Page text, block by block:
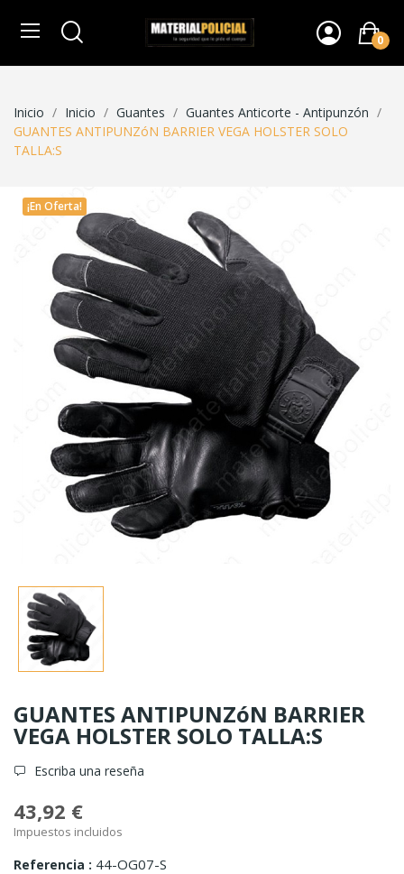
0
Inicio Inicio Guantes
Guantes Anticorte - Antipunzón
GUANTES ANTIPUNZóN BARRIER VEGA HOLSTER SOLO
TALLA:S
¡En Oferta!
GUANTES ANTIPUNZóN BARRIER
VEGA HOLSTER SOLO TALLA:S
Escriba una reseña
43,92 €
Impuestos incluidos
Referencia 44-OG07-S